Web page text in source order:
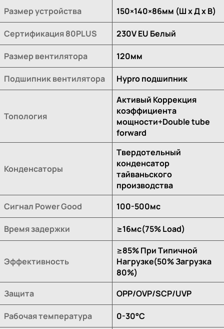
Размер устройства 150×140×86мм (Ш x Д x В)
Сертификация 80PLUS 230V EU Белый
Размер вентилятора 120мм
Подшипник вентилятора Hypro подшипник
Топология
Активый Коррекция
коэффициента
мощности+Double tube
forward
Конденсаторы
Твердотельный
конденсатор
тайваньского
производства
Сигнал Power Good
100-500мс
Время задержки ≥16мс(75% Load)
Эффективность
≥85% При Типичной
Нагрузке(50% Загрузка
80%)
Защита
OPP/OVP/SCP/UVP
Рабочая температура
0-30°C